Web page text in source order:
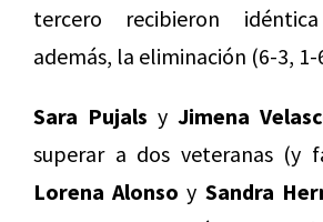
tercero recibieron
además, la eliminación (6-3, 1-
Sara Pujals y Jimena
superar a dos veteranas (y
Lorena Alonso y Sandra